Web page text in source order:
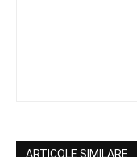
ARTICOLE SIMILARE